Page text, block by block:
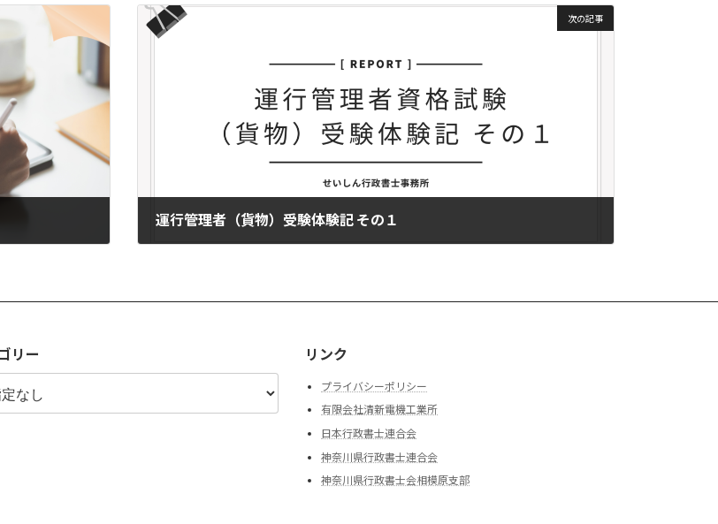
次の記事
運行管理者（貨物）受験体験記 その１
リー リンク
プライバシーポリシー
有限会社清新電機工業所
日本行政書士連合会
神奈川県行政書士連合会
神奈川県行政書士会相模原支部